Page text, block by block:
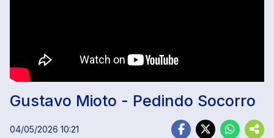
Gustavo Mioto - Pedindo Socorro
04/05/2026 10:21